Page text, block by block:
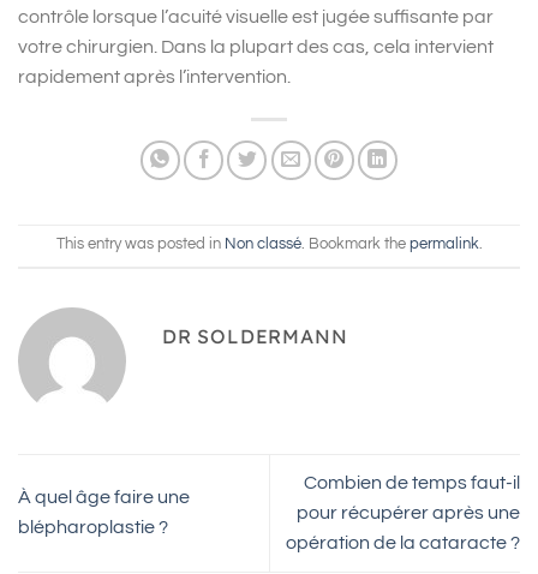
contrôle lorsque l’acuité visuelle est jugée suffisante par
votre chirurgien. Dans la plupart des cas, cela intervient
rapidement après l’intervention.
This entry was posted in Non classé. Bookmark the permalink.
DR SOLDERMANN
À quel âge faire une
blépharoplastie ?
Combien de temps faut-il
pour récupérer après une
opération de la cataracte ?